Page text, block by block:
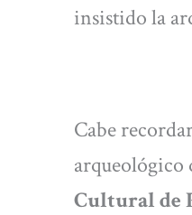
insistido la
Cabe
arqueológico
Cultural de